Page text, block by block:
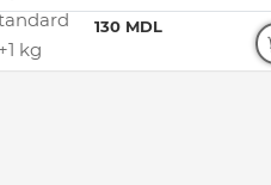
130 MDL